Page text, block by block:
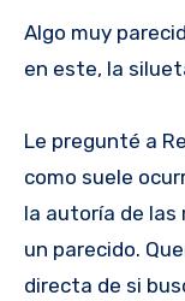
Algo muy
en este, la
Le pregunté a
como suele
la autoría de las
un parecido.
directa de si